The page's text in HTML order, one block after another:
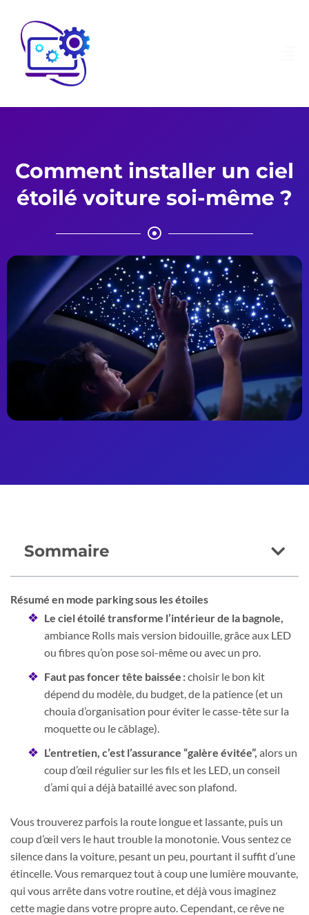
Comment installer un ciel
étoilé voiture soi-même ?
Sommaire
Résumé en mode parking sous les étoiles
Le ciel étoilé transforme l’intérieur de la bagnole,
ambiance Rolls mais version bidouille, grâce aux LED
ou fibres qu’on pose soi-même ou avec un pro.
Faut pas foncer tête baissée :choisir le bon kit
dépend du modèle, du budget, de la patience (et un
chouia d’organisation pour éviter le casse-tête sur la
moquette ou le câblage).
L’entretien, c’est l’assurance “galère évitée”, alors un
coup d’œil régulier sur les fils et les LED, un conseil
d’ami qui a déjà bataillé avec son plafond.
Vous trouverez parfois la route longue et lassante, puis un
coup d’œil vers le haut trouble la monotonie. Vous sentez ce
silence dans la voiture, pesant un peu, pourtant il suffit d’une
étincelle. Vous remarquez tout à coup une lumière mouvante,
qui vous arrête dans votre routine, et déjà vous imaginez
cette magie dans votre propre auto. Cependant, ce rêve ne